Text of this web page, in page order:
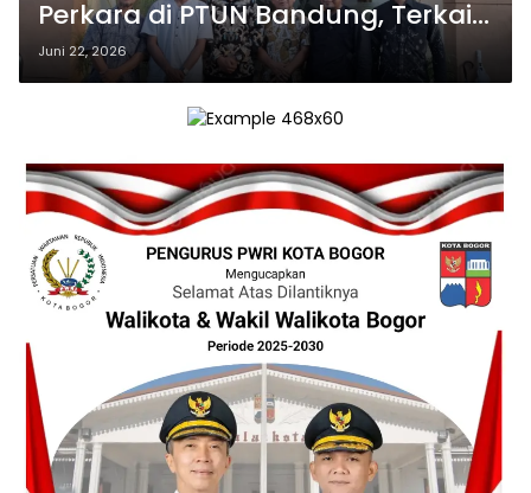
Perkara di PTUN Bandung, Terkait
Document Perizinan MIAH
Juni 22, 2026